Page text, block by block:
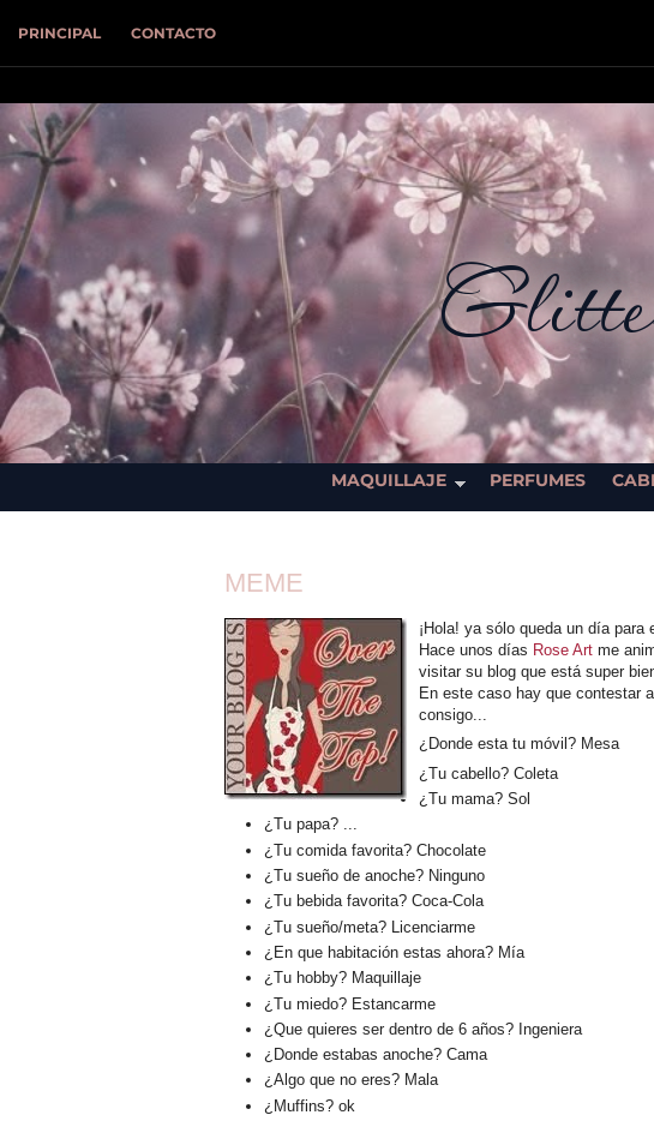
PRINCIPAL CONTACTO
MAQUILLAJE PERFUMES
MEME
¡Hola! ya sólo queda un día para
Hace unos días Rose Art me
visitar su blog que está super
En este caso hay que contestar
consigo...
¿Donde esta tu móvil? Mesa
¿Tu cabello? Coleta
¿Tu mama? Sol
¿Tu papa? ...
¿Tu comida favorita? Chocolate
¿Tu sueño de anoche? Ninguno
¿Tu bebida favorita? Coca-Cola
¿Tu sueño/meta? Licenciarme
¿En que habitación estas ahora? Mía
¿Tu hobby? Maquillaje
¿Tu miedo? Estancarme
¿Que quieres ser dentro de 6 años? Ingeniera
¿Donde estabas anoche? Cama
¿Algo que no eres? Mala
¿Muffins? ok